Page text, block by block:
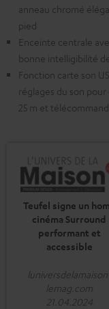
anneau chromé
pied
Enceinte centrale
bonne intelligibilité
Fonction carte son
réglages du son
25 m et
Teufel signe un
cinéma Surround
performant et
accessible
luniversdelamaison-
lemag.com
21.04.2024